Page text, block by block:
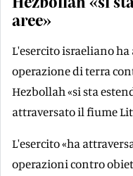
aree»
L'esercito israeliano
operazione di terra
Hezbollah «si sta
attraversato il fiume
L'esercito «ha
operazioni contro